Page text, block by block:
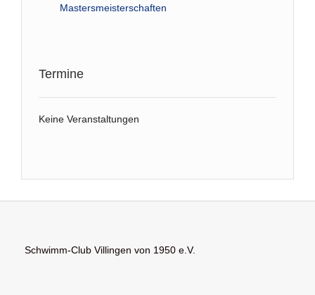
Mastersmeisterschaften
Termine
Keine Veranstaltungen
Schwimm-Club Villingen von 1950 e.V.